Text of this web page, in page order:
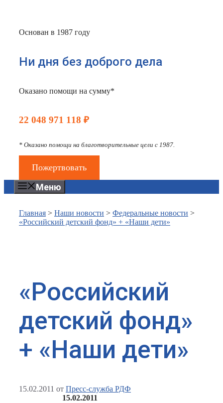
Основан в 1987 году
Ни дня без доброго дела
Оказано помощи на сумму*
22 048 971 118 ₽
* Оказано помощи на благотворительные цели с 1987.
Пожертвовать
Меню
Главная > Наши новости > Федеральные новости >
«Российский детский фонд» + «Наши дети»
«Российский
детский фонд»
+ «Наши дети»
15.02.2011 от Пресс-служба РДФ
15.02.2011